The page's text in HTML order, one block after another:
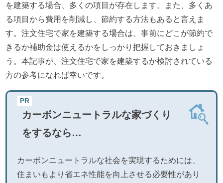
を建築する場合、多くの項目が存在します。また、多くあ
る項目から費用を削減し、節約する方法もあると言えま
す。注文住宅で家を建築する場合は、事前にどこが節約で
きるか補助金は使えるかをしっかり把握しておきましょ
う。本記事が、注文住宅で家を建築するか検討されている
方の参考になれば幸いです。
カーボンニュートラルな家づくり
をするなら…
カーボンニュートラルな社会を実現するためには、
住まいもより省エネ性能を向上させる必要性があり